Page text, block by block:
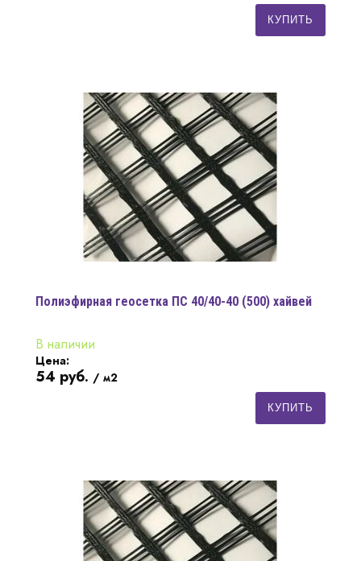
КУПИТЬ
Полиэфирная геосетка ПC 40/40-40 (500) хайвей
В наличии
Цена:
54 руб. / м2
КУПИТЬ